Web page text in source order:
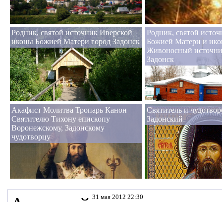
Родник, святой источник Иверской
иконы Божией Матери город Задонск
Родник, святой
Божией Матери и
Живоносный
Задонск
Акафист Молитва Тропарь Канон
Святителю Тихону епископу
Воронежскому, Задонскому
чудотворцу
Святитель и
Задонский
31 мая 2012 22:30